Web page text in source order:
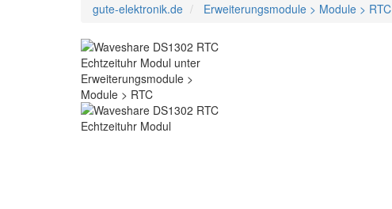
gute-elektronik.de
Erweiterungsmodule > Module > RTC